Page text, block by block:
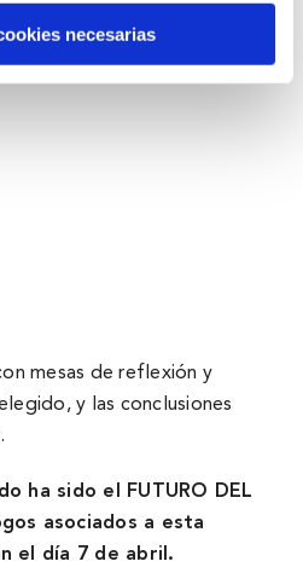
necesarias
mesas de reflexión y
y las conclusiones
ha sido el FUTURO DEL
asociados a esta
el día 7 de abril.